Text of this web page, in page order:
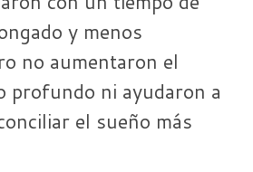
y menos
no aumentaron el
profundo ni ayudaron a
el sueño más